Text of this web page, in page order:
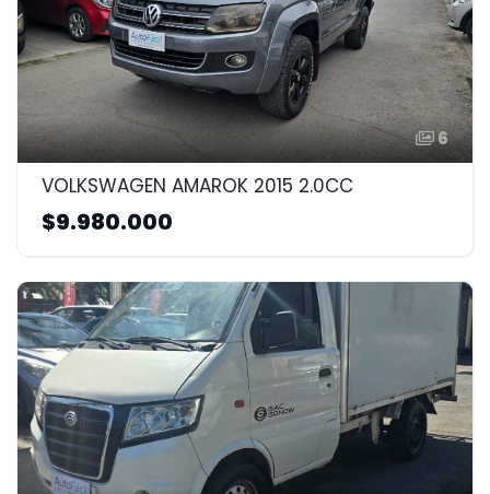
6
VOLKSWAGEN AMAROK 2015 2.0CC
$9.980.000